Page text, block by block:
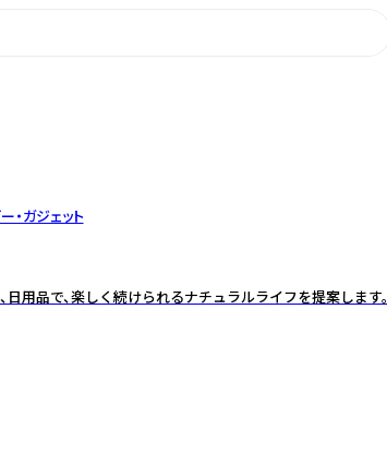
・ガジェット
用品で、楽しく続けられるナチュラルライフを提案します。